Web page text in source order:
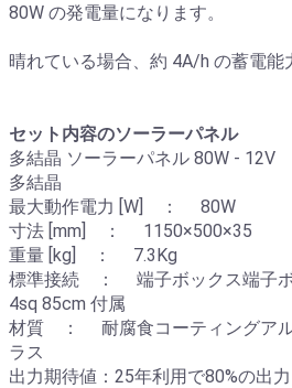
80W の発電量になります。
晴れている場合、約 4A/h の蓄電能
セット内容のソーラーパネル
多結晶 ソーラーパネル 80W - 12V
多結晶
最大動作電力 [W] ： 80W
寸法 [mm] ： 1150×500×35
重量 [kg] ： 7.3Kg
標準接続 ： 端子ボックス端子ボ
4sq 85cm 付属
材質 ： 耐腐食コーティングアル
ラス
出力期待値：25年利用で80%の出力